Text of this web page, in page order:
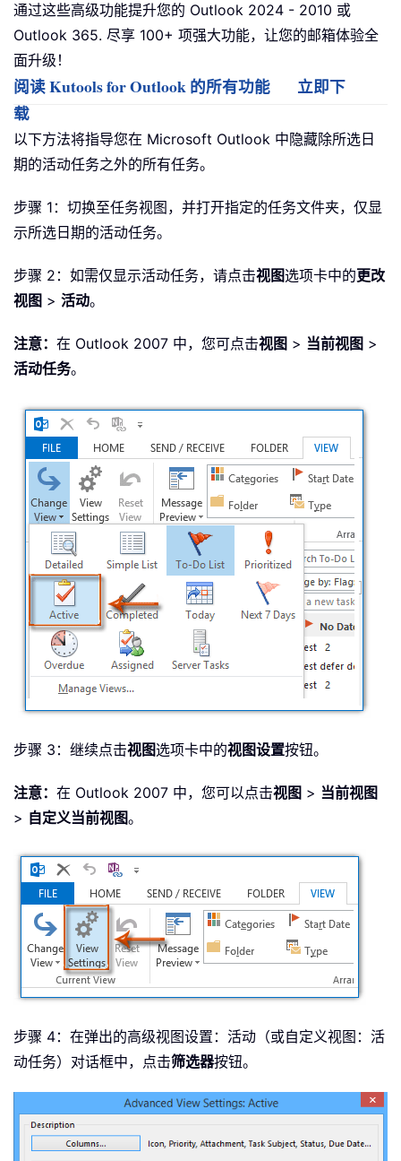
通过这些高级功能提升您的 Outlook 2024 - 2010 或
Outlook 365. 尽享 100+ 项强大功能，让您的邮箱体验全
面升级！
阅读 Kutools for Outlook 的所有功能
立即下
载
以下方法将指导您在 Microsoft Outlook 中隐藏除所选日
期的活动任务之外的所有任务。
步骤 1：切换至任务视图，并打开指定的任务文件夹，仅显
示所选日期的活动任务。
步骤 2：如需仅显示活动任务，请点击视图选项卡中的更改
视图 > 活动。
注意： 在 Outlook 2007 中，您可点击视图 > 当前视图 >
活动任务。
步骤 3：继续点击视图选项卡中的视图设置按钮。
注意： 在 Outlook 2007 中，您可以点击视图 > 当前视图
> 自定义当前视图。
步骤 4：在弹出的高级视图设置：活动（或自定义视图：活
动任务）对话框中，点击筛选器按钮。